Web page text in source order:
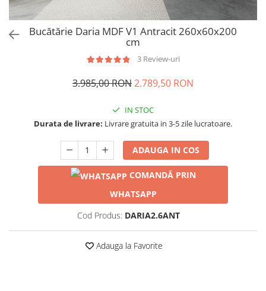
Bucătărie Daria MDF V1 Antracit 260x60x200
cm
3 Review-uri
3.985,00 RON2.789,50 RON
IN STOC
Durata de livrare: Livrare gratuita in 3-5 zile lucratoare.
ADAUGA IN COS
COMANDĂ PRIN
WHATSAPP
Cod Produs: DARIA2.6ANT
Adauga la Favorite